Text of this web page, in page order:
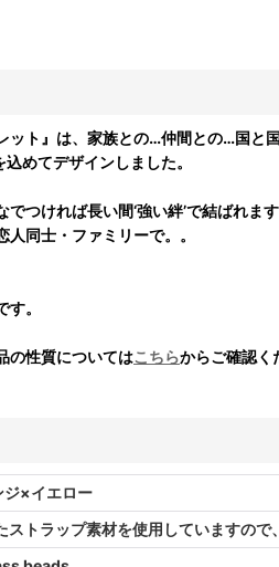
ット』は、家族との…仲間との…国と
めてデザインしました。
つければ長い間‘強い絆’で結ばれます
同士・ファミリーで。。
。
の性質についてはこちらからご確認く
ジ×イエロー
ストラップ素材を使用していますの